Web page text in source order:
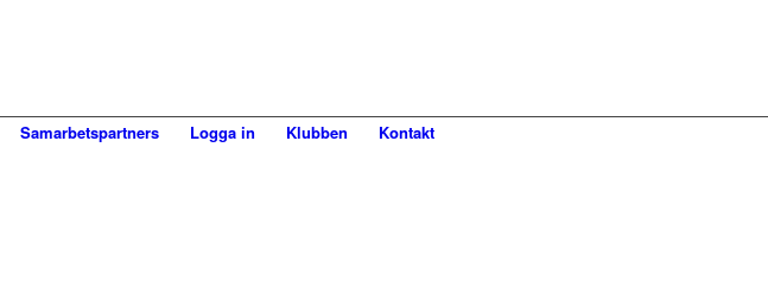
Samarbetspartners Logga in Klubben Kontakt